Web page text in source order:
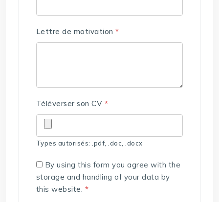
Lettre de motivation*
Téléverser son CV *
Types autorisés: .pdf, .doc, .docx
By using this form you agree with the
storage and handling of your data by
this website. *